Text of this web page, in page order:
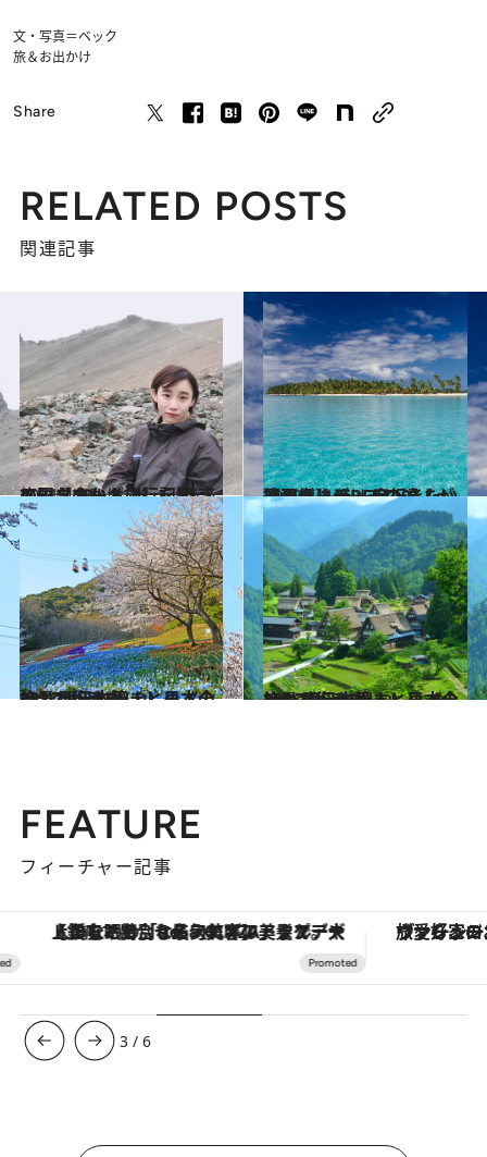
文・写真＝ベック
旅＆お出かけ
Share
RELATED POSTS
関連記事
2021.4.26
ベックの一人旅行記 魅惑の国【キルギス】を知っていますか？
旅＆お出かけ 2020.5.2
【画像】ビーチの達人が選ぶ！ もう一度行きたい絶景ビーチBEST10
旅＆お出かけ
2021.4.25
いつか行きたい！ 日本の絶景 西日本篇まとめ《全132スポット》①
旅＆お出かけ 2021.4.25
いつか行きたい！ 日本の絶景 東日本篇まとめ《全101スポット》②
旅＆お出かけ
FEATURE
フィーチャー記事
【銀座で出合う最旬美容】美髪ケアや上質な眠り…セルフケアのアップデートから、特別な名入れギフトまで。大人のための「ReFa GINZA」クルーズ ヴァシュロン・コンスタンタ
3 /6